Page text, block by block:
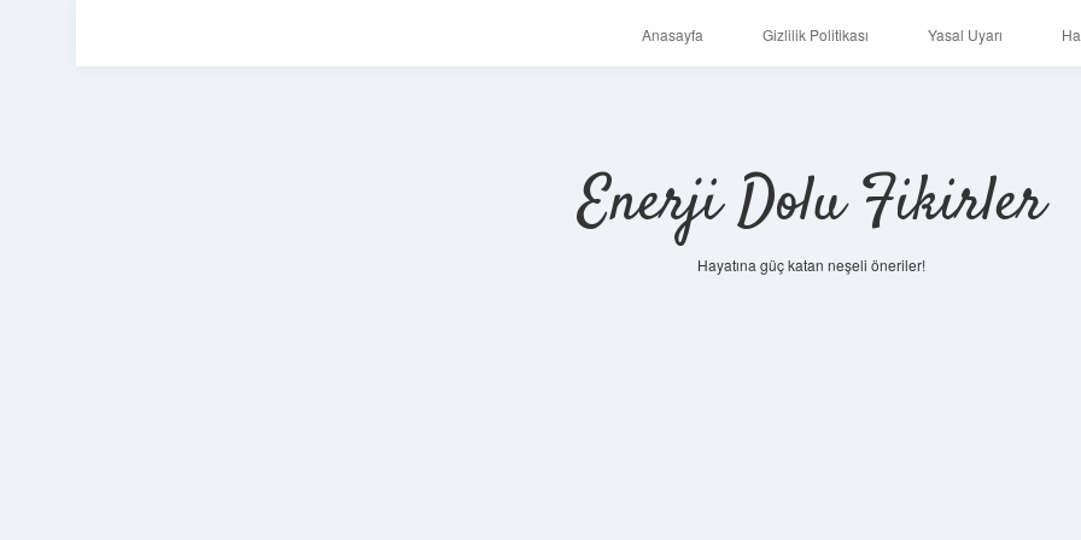
Anasayfa Gizlilik Politikası Yasal Uyarı
Enerji Dolu Fikirler
Hayatına güç katan neşeli öneriler!